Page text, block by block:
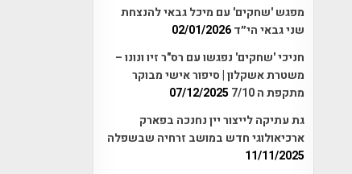
מפגש 'שחקים' עם מיכל גבאי להנצחת
שני גבאי הי״ד02/01/2026
חניכי 'שחקים' נפגשו עם רס"ר זיו ונונו –
משטרת אשקלון | סיפור אישי מבוקר
מתקפת ה 7/10
07/12/2025
גת עתיקה לייצור יין נחנכה בפארק
ארכיאולוגי חדש במושב זרחיה שבשפלה
11/11/2025